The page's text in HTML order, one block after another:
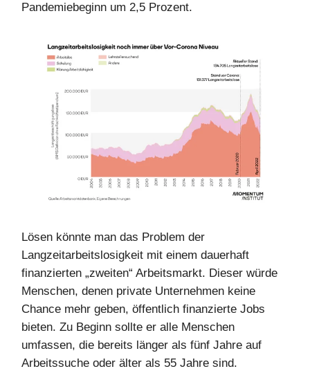
Pandemiebeginn um 2,5 Prozent.
Lösen könnte man das Problem der
Langzeitarbeitslosigkeit mit einem dauerhaft
finanzierten „zweiten“ Arbeitsmarkt. Dieser würde
Menschen, denen private Unternehmen keine
Chance mehr geben, öffentlich finanzierte Jobs
bieten. Zu Beginn sollte er alle Menschen
umfassen, die bereits länger als fünf Jahre auf
Arbeitssuche oder älter als 55 Jahre sind.